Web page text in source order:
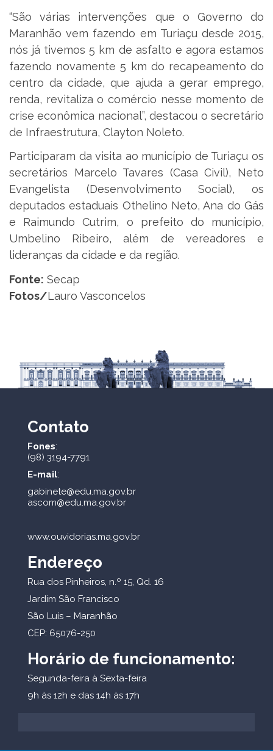
“São várias intervenções que o Governo do
Maranhão vem fazendo em Turiaçu desde 2015,
nós já tivemos 5 km de asfalto e agora estamos
fazendo novamente 5 km do recapeamento do
centro da cidade, que ajuda a gerar emprego,
renda, revitaliza o comércio nesse momento de
crise econômica nacional”, destacou o secretário
de Infraestrutura, Clayton Noleto.
Participaram da visita ao município de Turiaçu os
secretários Marcelo Tavares (Casa Civil), Neto
Evangelista (Desenvolvimento Social), os
deputados estaduais Othelino Neto, Ana do Gás
e Raimundo Cutrim, o prefeito do município,
Umbelino Ribeiro, além de vereadores e
lideranças da cidade e da região.
Fonte: Secap
Fotos/Lauro Vasconcelos
Contato
Fones:
(98) 3194-7791
E-mail:
gabinete@edu.ma.gov.br
ascom@edu.ma.gov.br
www.ouvidorias.ma.gov.br
Endereço
Rua dos Pinheiros, n.º 15, Qd. 16
Jardim São Francisco
São Luís – Maranhão
CEP: 65076-250
Horário de funcionamento:
Segunda-feira à Sexta-feira
9h às 12h e das 14h às 17h